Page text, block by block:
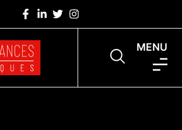
MENU